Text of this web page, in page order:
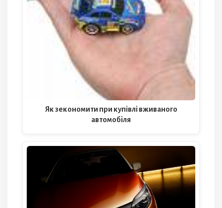
Як зекономити при купівлі вживаного
автомобіля